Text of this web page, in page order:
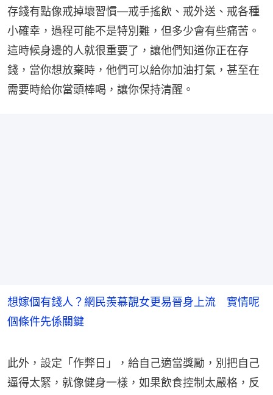
存錢有點像戒掉壞習慣—戒手搖飲、戒外送、戒各種
小確幸，過程可能不是特別難，但多少會有些痛苦。
這時候身邊的人就很重要了，讓他們知道你正在存
錢，當你想放棄時，他們可以給你加油打氣，甚至在
需要時給你當頭棒喝，讓你保持清醒。
想嫁個有錢人？網民羨慕靚女更易晉身上流 實情呢
個條件先係關鍵
此外，設定「作弊日」，給自己適當獎勵，別把自己
逼得太緊，就像健身一樣，如果飲食控制太嚴格，反